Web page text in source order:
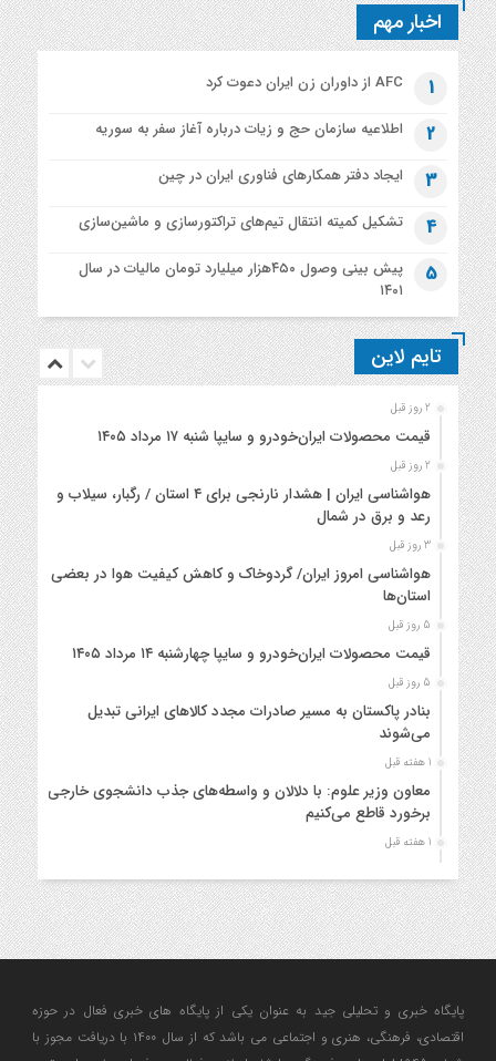
اخبار مهم
1 AFC از داوران زن ایران دعوت کرد
2 اطلاعیه‌ سازمان حج و زیات درباره آغاز سفر به سوریه
3 ایجاد دفتر همکارهای فناوری ایران در چین
4 تشکیل کمیته انتقال تیم‌های تراکتورسازی و ماشین‌سازی
5
پیش بینی وصول ۴۵۰هزار میلیارد تومان مالیات در سال
۱۴۰۱
تایم لاین
2 روز قبل
قیمت محصولات ایران‌خودرو و سایپا شنبه ۱۷ مرداد ۱۴۰۵
2 روز قبل
هواشناسی ایران | هشدار نارنجی برای ۴ استان / رگبار، سیلاب و
رعد و برق در شمال
3 روز قبل
هواشناسی امروز ایران/ گردوخاک و کاهش کیفیت هوا در بعضی
استان‌ها
5 روز قبل
قیمت محصولات ایران‌خودرو و سایپا چهارشنبه ۱۴ مرداد ۱۴۰۵
5 روز قبل
بنادر پاکستان به مسیر صادرات مجدد کالاهای ایرانی تبدیل
می‌شوند
1 هفته قبل
معاون وزیر علوم: با دلالان و واسطه‌های جذب دانشجوی خارجی
برخورد قاطع می‌کنیم
1 هفته قبل
است
1 هفته قبل
ثبت‌نام هفتمین دوره طرح دستیاری آموزشی دانشگاه آزاد تا ۱۶
قیمت محصولات ایران‌خودرو و سایپا شنبه ۱۰ مرداد ۱۴۰۵
پایگاه خبری و تحلیلی جید به عنوان یکی از پایگاه های خبری فعال در حوزه
اقتصادی، فرهنگی، هنری و اجتماعی می باشد که از سال ۱۴۰۰ با دریافت مجوز با